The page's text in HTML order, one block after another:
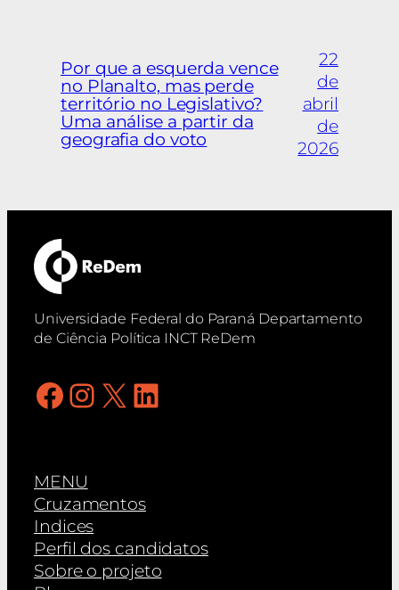
Por que a esquerda vence
no Planalto, mas perde
território no Legislativo?
Uma análise a partir da
geografia do voto
22
de
abril
de
2026
Universidade Federal do Paraná Departamento
de Ciência Política INCT ReDem
Facebook Instagram X LinkedIn
MENU
Cruzamentos
Indices
Perfil dos candidatos
Sobre o projeto